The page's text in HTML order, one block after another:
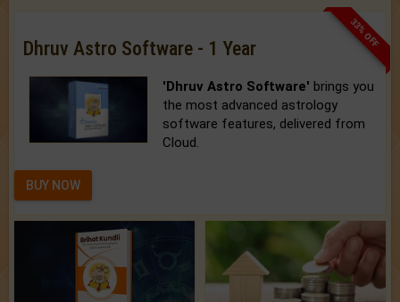
33% OFF
Dhruv Astro Software - 1 Year
'Dhruv Astro Software' brings you
the most advanced astrology
software features, delivered from
Cloud.
BUY NOW